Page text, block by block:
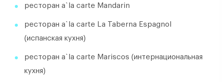
ресторан a`la carte Mandarin
ресторан a`la carte La Taberna Espagnol
(испанская кухня)
ресторан a`la carte Mariscos (интернациональная
кухня)